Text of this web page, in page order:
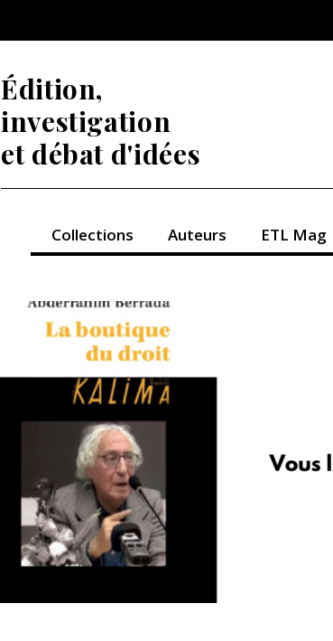
Édition,
investigation
et débat d'idées
Collections Auteurs ETL Mag